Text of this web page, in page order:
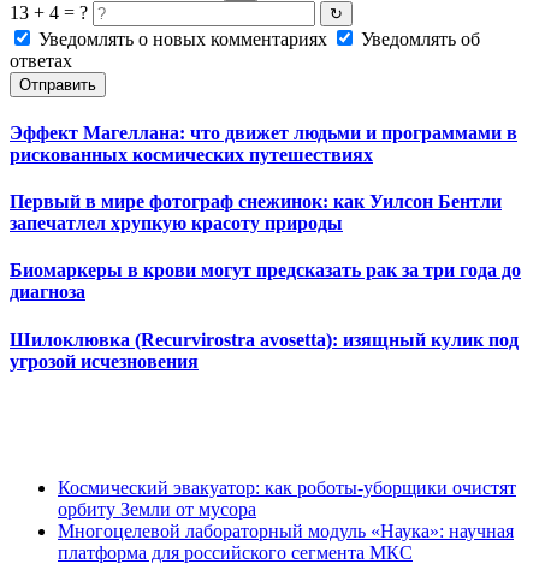
13 + 4 = ? ↻
Уведомлять о новых комментариях
Уведомлять об
ответах
Отправить
Эффект Магеллана: что движет людьми и программами в
рискованных космических путешествиях
Первый в мире фотограф снежинок: как Уилсон Бентли
запечатлел хрупкую красоту природы
Биомаркеры в крови могут предсказать рак за три года до
диагноза
Шилоклювка (Recurvirostra avosetta): изящный кулик под
угрозой исчезновения
Космический эвакуатор: как роботы-уборщики очистят
орбиту Земли от мусора
Многоцелевой лабораторный модуль «Наука»: научная
платформа для российского сегмента МКС